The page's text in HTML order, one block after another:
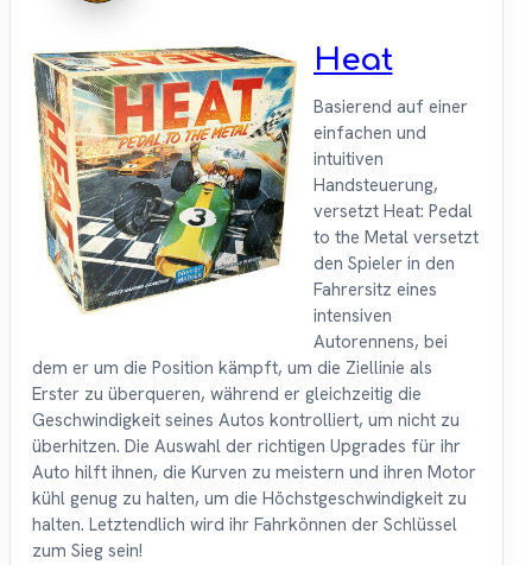
Heat
Basierend auf einer
einfachen und
intuitiven
Handsteuerung,
versetzt Heat: Pedal
to the Metal versetzt
den Spieler in den
Fahrersitz eines
intensiven
Autorennens, bei
dem er um die Position kämpft, um die Ziellinie als
Erster zu überqueren, während er gleichzeitig die
Geschwindigkeit seines Autos kontrolliert, um nicht zu
überhitzen. Die Auswahl der richtigen Upgrades für ihr
Auto hilft ihnen, die Kurven zu meistern und ihren Motor
kühl genug zu halten, um die Höchstgeschwindigkeit zu
halten. Letztendlich wird ihr Fahrkönnen der Schlüssel
zum Sieg sein!